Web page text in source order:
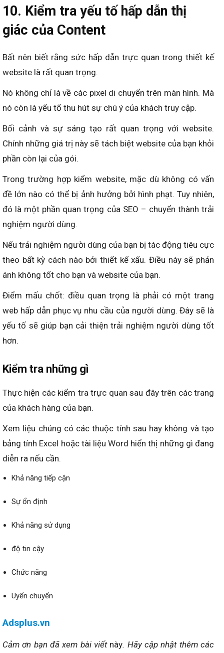
10. Kiểm tra yếu tố hấp dẫn thị
giác của Content
Bất nên biết rằng sức hấp dẫn trực quan trong thiết kế
website là rất quan trọng.
Nó không chỉ là về các pixel di chuyển trên màn hình. Mà
nó còn là yếu tố thu hút sự chú ý của khách truy cập.
Bối cảnh và sự sáng tạo rất quan trọng với website.
Chính những giá trị này sẽ tách biệt website của bạn khỏi
phần còn lại của gói.
Trong trường hợp kiểm website, mặc dù không có vấn
đề lớn nào có thể bị ảnh hưởng bởi hình phạt. Tuy nhiên,
đó là một phần quan trọng của SEO – chuyển thành trải
nghiệm người dùng.
Nếu trải nghiệm người dùng của bạn bị tác động tiêu cực
theo bất kỳ cách nào bởi thiết kế xấu. Điều này sẽ phản
ánh không tốt cho bạn và website của bạn.
Điểm mấu chốt: điều quan trọng là phải có một trang
web hấp dẫn phục vụ nhu cầu của người dùng. Đây sẽ là
yếu tố sẽ giúp bạn cải thiện trải nghiệm người dùng tốt
hơn.
Kiểm tra những gì
Thực hiện các kiểm tra trực quan sau đây trên các trang
của khách hàng của bạn.
Xem liệu chúng có các thuộc tính sau hay không và tạo
bảng tính Excel hoặc tài liệu Word hiển thị những gì đang
diễn ra nếu cần.
Khả năng tiếp cận
Sự ổn định
Khả năng sử dụng
độ tin cậy
Chức năng
Uyển chuyển
Adsplus.vn
Cảm ơn bạn đã xem bài viết này. Hãy cập nhật thêm các